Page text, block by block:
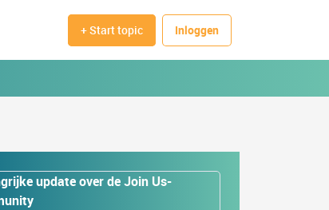
+ Start topic Inloggen
update over de Join Us-